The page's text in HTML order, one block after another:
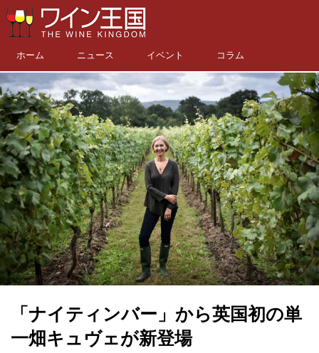
ホーム ニュース イベント コラム
「ナイティンバー」から英国初の単
一畑キュヴェが新登場